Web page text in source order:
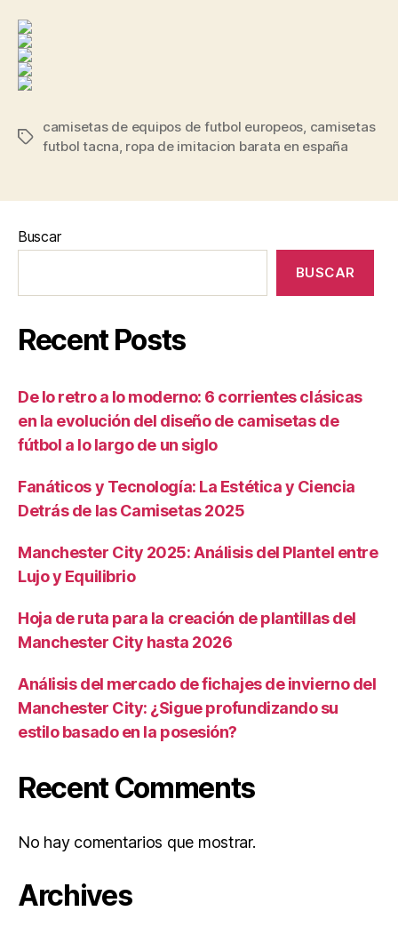
Etiquetas
camisetas de equipos de futbol europeos, camisetas
futbol tacna, ropa de imitacion barata en españa
Buscar
BUSCAR
Recent Posts
De lo retro a lo moderno: 6 corrientes clásicas
en la evolución del diseño de camisetas de
fútbol a lo largo de un siglo
Fanáticos y Tecnología: La Estética y Ciencia
Detrás de las Camisetas 2025
Manchester City 2025: Análisis del Plantel entre
Lujo y Equilibrio
Hoja de ruta para la creación de plantillas del
Manchester City hasta 2026
Análisis del mercado de fichajes de invierno del
Manchester City: ¿Sigue profundizando su
estilo basado en la posesión?
Recent Comments
No hay comentarios que mostrar.
Archives